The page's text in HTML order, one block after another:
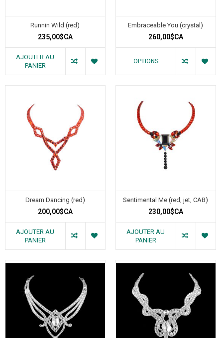
Runnin Wild (red)
235,00$CA
AJOUTER AU
PANIER
Embraceable You (crystal)
260,00$CA
OPTIONS
Dream Dancing (red)
200,00$CA
AJOUTER AU
PANIER
Sentimental Me (red, jet, CAB)
230,00$CA
AJOUTER AU
PANIER